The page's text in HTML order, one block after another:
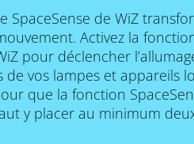
SpaceSense de WiZ
Activez la
pour déclencher
vos lampes et appareils
que la fonction
y placer au minimum